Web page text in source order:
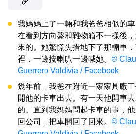
我媽媽上了一輛和我爸爸相似的
在看到方向盤和雜物箱不一樣後
來的。她驚慌失措地下了那輛車
裡，一邊按喇叭一邊喊她。 ©
Guerrero Valdivia / Facebook
幾年前，我爸在附近一家家具廠
開他的卡車出去。有一天他開車
的。直到我媽媽問起卡車的事，
回公司，把車開回了回來。 ©